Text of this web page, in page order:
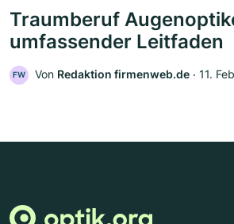
Traumberuf
umfassender Leitfaden
FW Von Redaktion firmenweb.de ‧ 11.